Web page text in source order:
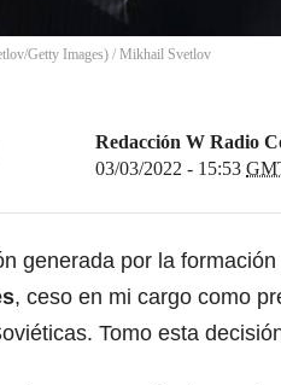
Getty Images) / Mikhail Svetlov
Redacción W Radio
03/03/2022 - 15:53
generada por la formación
, ceso en mi cargo como
Tomo esta